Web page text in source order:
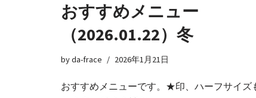
おすすめメニュー
（2026.01.22）冬
byda-frace 2026年1月21日
おすすめメニューです。★印、ハーフサイズ